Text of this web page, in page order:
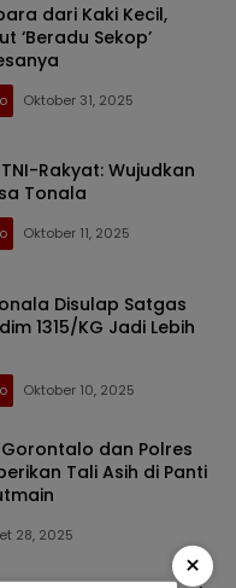
dari Kaki Kecil,
‘Beradu Sekop’
Oktober 31, 2025
Rakyat: Wujudkan
Tonala
Oktober 11, 2025
Disulap Satgas
1315/KG Jadi Lebih
Oktober 10, 2025
Gorontalo dan Polres
Tali Asih di Panti
28, 2025
×